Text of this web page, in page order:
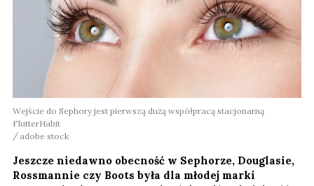
Wejście do Sephory jest pierwszą dużą współpracą stacjonarną
FlutterHabit
adobe stock
Jeszcze niedawno obecność w Sephorze, Douglasie,
Rossmannie czy Boots była dla młodej marki